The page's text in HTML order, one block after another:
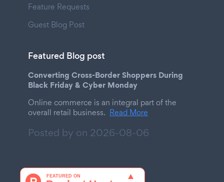
Feature Requests
Guest Blog Post
Featured Blog post
Converting Cross-Border Shoppers During
Black Friday & Cyber Monday
Online commerce is an integral part of the
overall retail business. Read More
Posted by on 2026-08-06